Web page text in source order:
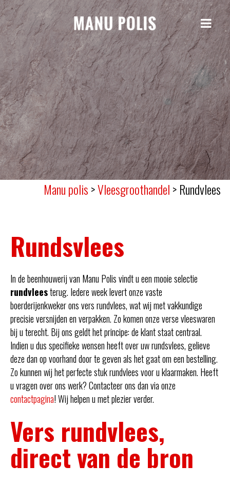
Manu polis>Vleesgroothandel>Rundvlees
Rundsvlees
In de beenhouwerij van Manu Polis vindt u een mooie selectie
rundvleesterug. Iedere week levert onze vaste
boerderijenkweker ons vers rundvlees, wat wij met vakkundige
precisie versnijden en verpakken. Zo komen onze verse vleeswaren
bij u terecht. Bij ons geldt het principe: de klant staat centraal.
Indien u dus specifieke wensen heeft over uw rundsvlees, gelieve
deze dan op voorhand door te geven als het gaat om een bestelling.
Zo kunnen wij het perfecte stuk rundvlees voor u klaarmaken. Heeft
u vragen over ons werk? Contacteer ons dan via onze
contactpagina! Wij helpen u met plezier verder.
Vers rundvlees,
direct van de bron